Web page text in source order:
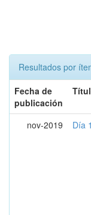
Resultados por
Fecha de
publicación
nov-2019 Día